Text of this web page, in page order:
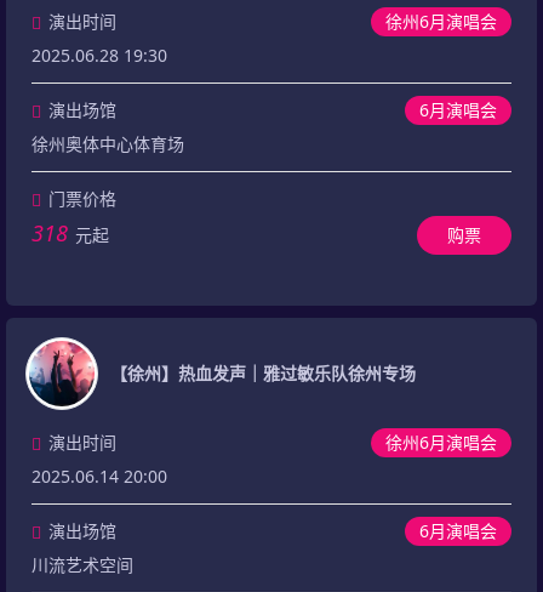
徐州6月演唱会
演出时间
2025.06.28 19:30
6月演唱会
演出场馆
徐州奥体中心体育场
门票价格
318 元起 购票
【徐州】热血发声｜雅过敏乐队徐州专场
徐州6月演唱会
演出时间
2025.06.14 20:00
6月演唱会
演出场馆
川流艺术空间